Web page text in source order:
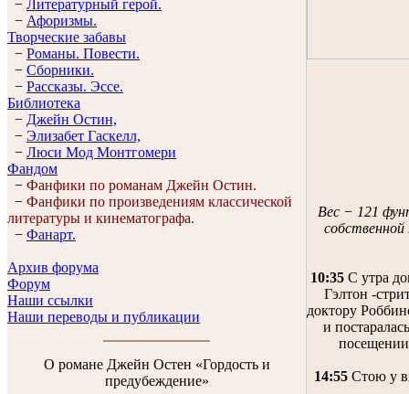
− Литературный герой.
− Афоризмы.
Творческие забавы
− Романы. Повести.
− Сборники.
− Рассказы. Эссe.
Библиотека
− Джейн Остин,
− Элизабет Гaскелл,
− Люси Мод Монтгомери
Фандом
− Фанфики по романам Джейн Остин.
− Фанфики по произведениям классической
литературы и кинематографа.
− Фанарт.
Архив форума
Форум
Наши ссылки
Наши переводы и публикации
О романе Джейн Остен «Гордость и
предубеждение»
Вес − 121
10:35С утра
Гэлтон -
доктору
и
посещении
14:55Стою у